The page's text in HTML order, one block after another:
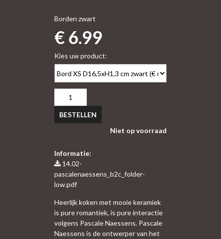
Borden zwart
€ 6.99
Kies uw product:
BESTELLEN
Niet op voorraad
Informatie:
14.02-
pascalenaessens_b2c_folder-
low.pdf
Heerlijk koken met mooie keramiek
is pure romantiek, is pure interactie
volgens Pascale Naessens. Pascale
Naessens is de ontwerper van het